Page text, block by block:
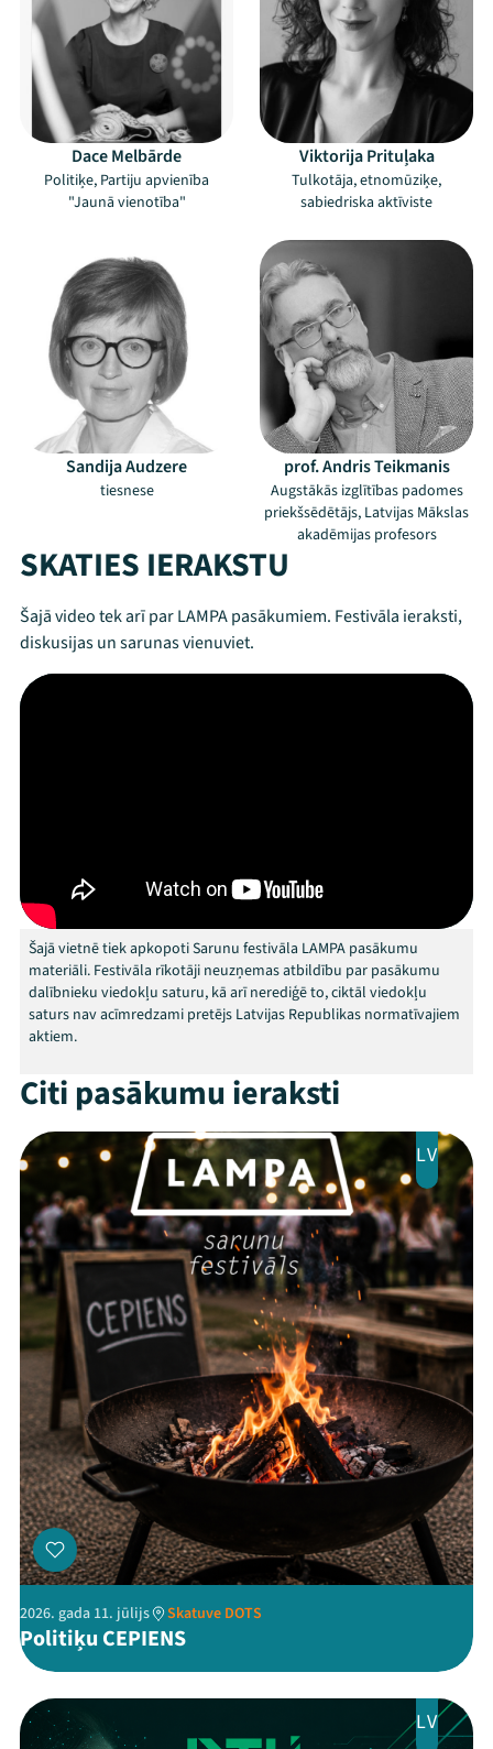
Mana programma
Festivāls
Programma
Arhīvs
Viņi bija LAMPĀ 2026
Jaunumi
Veikals
Kontakti
Dace Melbārde
Politiķe, Partiju apvienība
"Jaunā vienotība"
Viktorija Prituļaka
Tulkotāja, etnomūziķe,
sabiedriska aktīviste
Sandija Audzere
tiesnese
prof. Andris Teikmanis
Augstākās izglītības padomes
priekšsēdētājs, Latvijas Mākslas
akadēmijas profesors
SKATIES IERAKSTU
Šajā video tek arī par LAMPA pasākumiem. Festivāla ieraksti,
diskusijas un sarunas vienuviet.
Šajā vietnē tiek apkopoti Sarunu festivāla LAMPA pasākumu
materiāli. Festivāla rīkotāji neuzņemas atbildību par pasākumu
dalībnieku viedokļu saturu, kā arī nerediģē to, ciktāl viedokļu
saturs nav acīmredzami pretējs Latvijas Republikas normatīvajiem
aktiem.
Citi pasākumu ieraksti
LV
2026. gada 11. jūlijs Skatuve DOTS
Politiķu CEPIENS
LV